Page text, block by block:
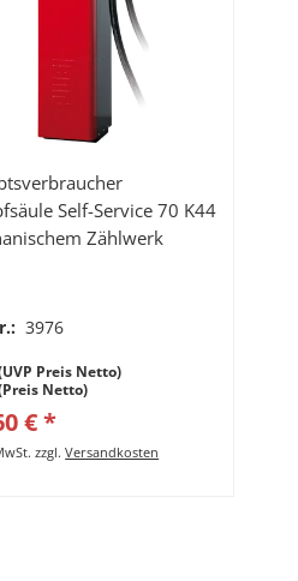
Self-Service 70 K44
Zählwerk
3976
Preis Netto)
Netto)
€ *
zzgl.Versandkosten